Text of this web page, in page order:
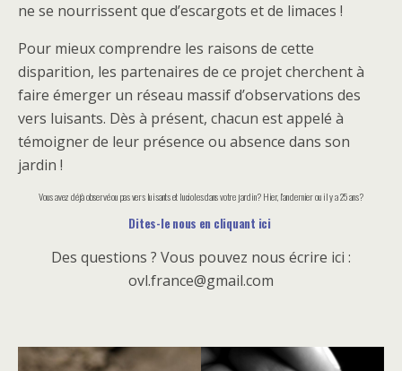
ne se nourrissent que d’escargots et de limaces !
Pour mieux comprendre les raisons de cette
disparition, les partenaires de ce projet cherchent à
faire émerger un réseau massif d’observations des
vers luisants. Dès à présent, chacun est appelé à
témoigner de leur présence ou absence dans son
jardin !
Vous avez déjà observé ou pas vers luisants et lucioles dans votre jardin ? Hier, l’an dernier ou il y a 25 ans ?
Dites-le nous en cliquant ici
Des questions ? Vous pouvez nous écrire ici :
ovl.france@gmail.com